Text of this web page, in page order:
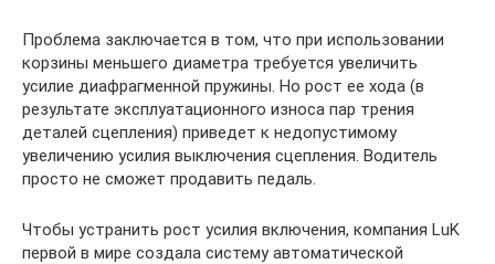
Проблема заключается в том, что при использовании
корзины меньшего диаметра требуется увеличить
усилие диафрагменной пружины. Но рост ее хода (в
результате эксплуатационного износа пар трения
деталей сцепления) приведет к недопустимому
увеличению усилия выключения сцепления. Водитель
просто не сможет продавить педаль.
Чтобы устранить рост усилия включения, компания LuK
первой в мире создала систему автоматической